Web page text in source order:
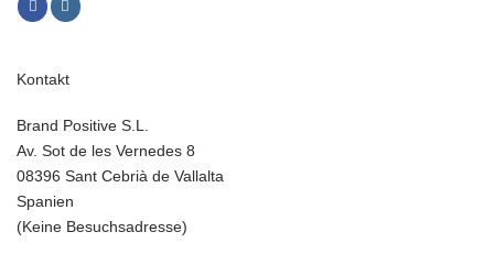
Kontakt
Brand Positive S.L.
Av. Sot de les Vernedes 8
08396 Sant Cebrià de Vallalta
Spanien
(Keine Besuchsadresse)